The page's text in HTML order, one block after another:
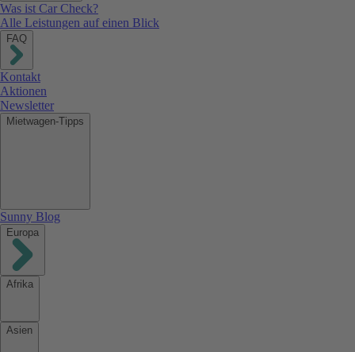
Was ist Car Check?
Alle Leistungen auf einen Blick
FAQ
Kontakt
Aktionen
Newsletter
Mietwagen-Tipps
Sunny Blog
Europa
Afrika
Asien